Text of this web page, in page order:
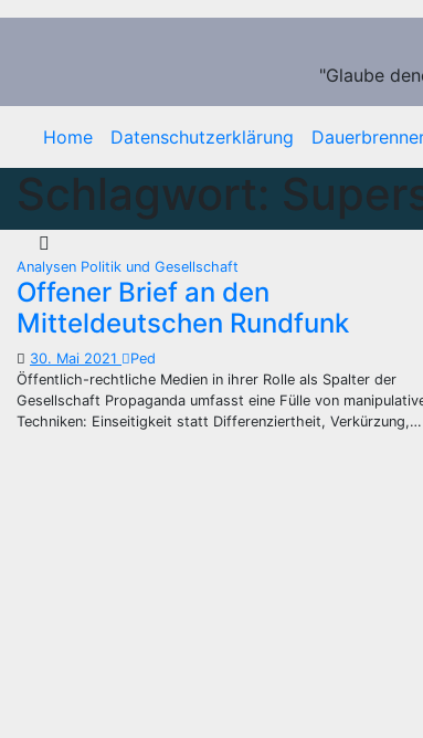
Zum
"Glaube
Home Datenschutzerklärung
Schlagwort:
Analysen Politik und Gesellschaft
Offener Brief an den
Mitteldeutschen Rundfunk
30. Mai 2021
Ped
Öffentlich-rechtliche Medien in ihrer Rolle als Spalter der
Gesellschaft Propaganda umfasst eine Fülle von
Techniken: Einseitigkeit statt Differenziertheit, Verkürzung,…